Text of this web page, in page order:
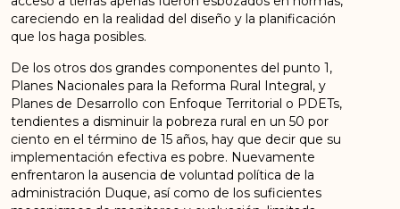
careciendo en la realidad del diseño y la planificación
que los haga posibles.
De los otros dos grandes componentes del punto 1,
Planes Nacionales para la Reforma Rural Integral, y
Planes de Desarrollo con Enfoque Territorial o PDETs,
tendientes a disminuir la pobreza rural en un 50 por
ciento en el término de 15 años, hay que decir que su
implementación efectiva es pobre. Nuevamente
enfrentaron la ausencia de voluntad política de la
administración Duque, así como de los suficientes